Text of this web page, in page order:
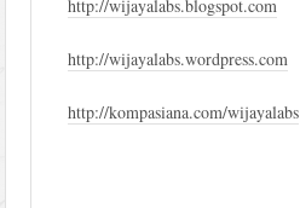
http://wijayalabs.blogspot.com
http://wijayalabs.wordpress.com
http://kompasiana.com/wijayalabs